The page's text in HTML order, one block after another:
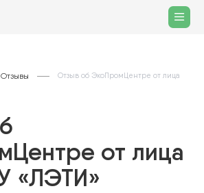
Отзывы
Отзыв об ЭкоПромЦентре от лица
от лица
«ЛЭТИ»